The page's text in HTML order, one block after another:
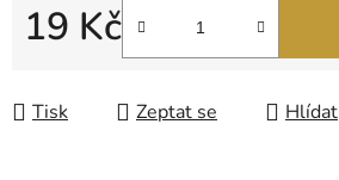
19 Kč
Měrná cena:
Tisk Zeptat se Hlídat